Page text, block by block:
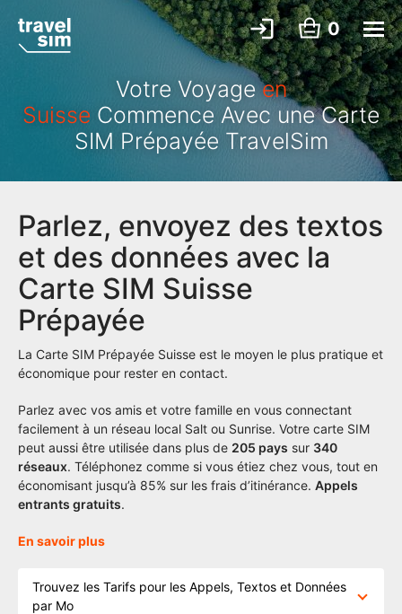
0
Votre Voyageen
Suisse Commence Avec une Carte
SIM Prépayée TravelSim
Parlez, envoyez des textos
et des données avec la
Carte SIM Suisse
Prépayée
La Carte SIM Prépayée Suisse est le moyen le plus pratique et
économique pour rester en contact.
Parlez avec vos amis et votre famille en vous connectant
facilement à un réseau local Salt ou Sunrise. Votre carte SIM
peut aussi être utilisée dans plus de 205 pays sur 340
réseaux. Téléphonez comme si vous étiez chez vous, tout en
économisant jusqu’à 85% sur les frais d’itinérance. Appels
entrants gratuits.
En savoir plus
Trouvez les Tarifs pour les Appels, Textos et Données
par Mo